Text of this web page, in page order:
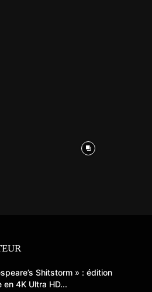
Shitstorm » : édition
en 4K Ultra HD...